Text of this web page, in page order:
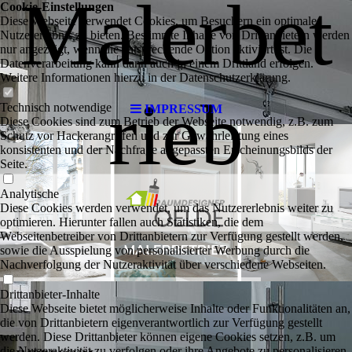
IMPRESSUM
Malerbet
rieb
Cookie-Einstellungen
Diese Webseite verwendet Cookies, um Besuchern ein optimales
Nutzererlebnis zu bieten. Bestimmte Inhalte von Drittanbietern werden
nur angezeigt, wenn die entsprechende Option aktiviert ist. Die
Datenverarbeitung kann dann auch in einem Drittland erfolgen.
Weitere Informationen hierzu in der Datenschutzerklärung.
Technisch notwendige
Diese Cookies sind zum Betrieb der Webseite notwendig, z.B. zum
Schutz vor Hackerangriffen und zur Gewährleistung eines
konsistenten und der Nachfrage angepassten Erscheinungsbilds der
Seite.
Analytische
Diese Cookies werden verwendet, um das Nutzererlebnis weiter zu
optimieren. Hierunter fallen auch Statistiken, die dem
Webseitenbetreiber von Drittanbietern zur Verfügung gestellt werden,
sowie die Ausspielung von personalisierter Werbung durch die
Nachverfolgung der Nutzeraktivität über verschiedene Webseiten.
Drittanbieter-Inhalte
Diese Webseite bietet möglicherweise Inhalte oder Funktionalitäten an,
die von Drittanbietern eigenverantwortlich zur Verfügung gestellt
werden. Diese Drittanbieter können eigene Cookies setzen, z.B. um